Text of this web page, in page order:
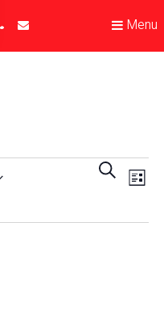
Menu
en
Zoeken
Lijst